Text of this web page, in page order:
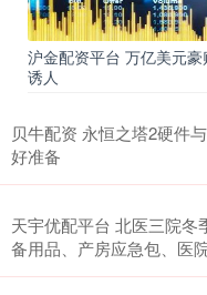
沪金配资平台 万亿美元
诱人
贝牛配资 永恒之塔2硬件
好准备
天宇优配平台 北医三院
备用品、产房应急包、医